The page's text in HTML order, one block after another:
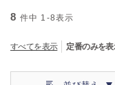
8 件中 1-8表示
すべてを表示 定番のみを表